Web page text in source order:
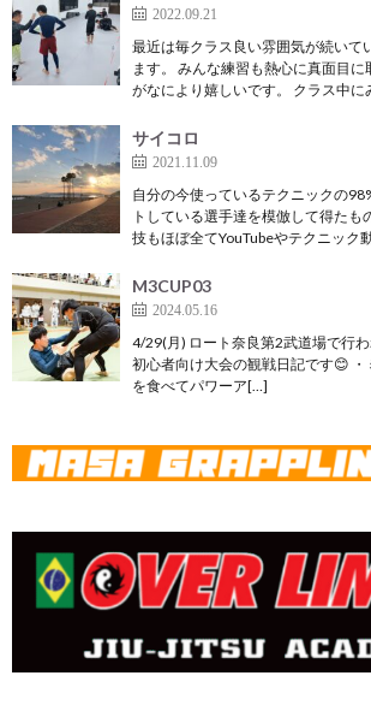
2022.09.21
最近は毎クラス良い雰囲気が続いて
ます。 みんな練習も熱心に真面目
がなにより嬉しいです。 クラス中
サイコロ
2021.11.09
自分の今使っているテクニックの
トしている選手達を模倣して得たも
技もほぼ全てYouTubeやテクニック
M3CUP03
2024.05.16
4/29(月) ロート奈良第2武道場で行
初心者向け大会の観戦日記です😊 ・
を食べてパワーア[…]